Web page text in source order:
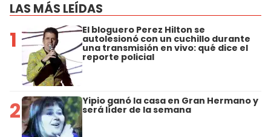
LAS MÁS LEÍDAS
1 El bloguero Perez Hilton se
autolesionó con un cuchillo durante
una transmisión en vivo: qué dice el
reporte policial
2 Yipio ganó la casa en Gran Hermano y
será líder de la semana